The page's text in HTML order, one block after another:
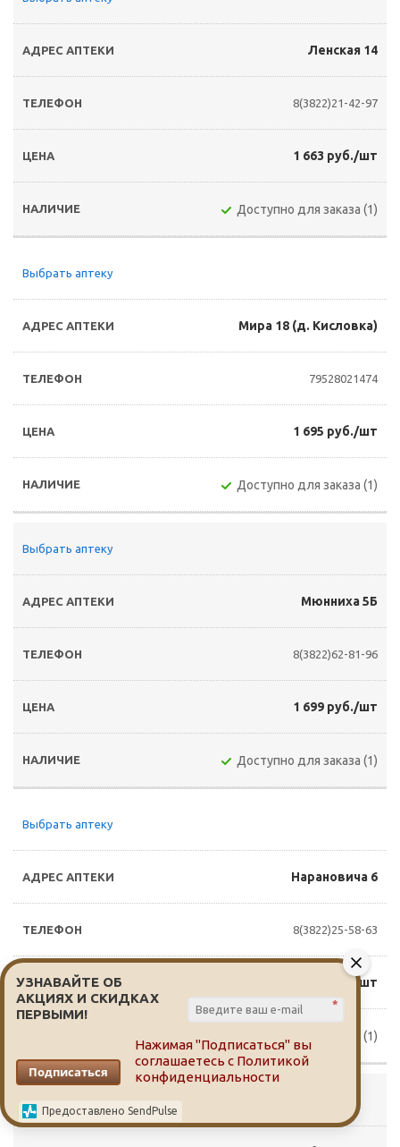
Ленская 14
8(3822)21-42-97
1 663 руб./шт
Доступно для заказа (1)
Выбрать аптеку
Мира 18 (д. Кисловка)
79528021474
1 695 руб./шт
Доступно для заказа (1)
Выбрать аптеку
Мюнниха 5Б
8(3822)62-81-96
1 699 руб./шт
Доступно для заказа (1)
Выбрать аптеку
Нарановича 6
8(3822)25-58-63
1 607 руб./шт
Доступно для заказа (1)
УЗНАВАЙТЕ ОБ
АКЦИЯХ И СКИДКАХ
ПЕРВЫМИ!
*
Подписаться
Нажимая "Подписаться" вы
соглашаетесь с Политикой
конфиденциальности
Предоставлено SendPulse